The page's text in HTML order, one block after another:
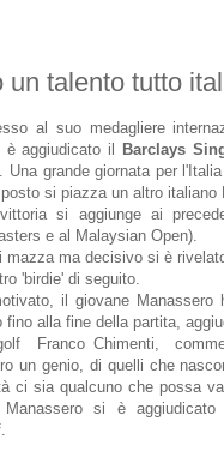
un talento tutto
al suo medagliere
aggiudicato il Barclays
Una grande giornata per
si piazza un altro italiano
si aggiunge ai
e al Malaysian Open).
ma decisivo si è
'birdie' di seguito.
il giovane
alla fine della partita,
Franco Chimenti,
un genio, di quelli che
ci sia qualcuno che possa
si è